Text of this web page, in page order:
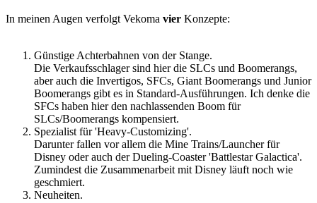
In meinen Augen verfolgt Vekoma vier Konzepte:
Günstige Achterbahnen von der Stange.
Die Verkaufsschlager sind hier die SLCs und Boomerangs,
aber auch die Invertigos, SFCs, Giant Boomerangs und Junior
Boomerangs gibt es in Standard-Ausführungen. Ich denke die
SFCs haben hier den nachlassenden Boom für
SLCs/Boomerangs kompensiert.
Spezialist für 'Heavy-Customizing'.
Darunter fallen vor allem die Mine Trains/Launcher für
Disney oder auch der Dueling-Coaster 'Battlestar Galactica'.
Zumindest die Zusammenarbeit mit Disney läuft noch wie
geschmiert.
Neuheiten.